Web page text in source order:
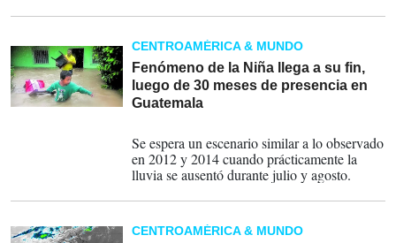
CENTROAMÉRICA & MUNDO
Fenómeno de la Niña llega a su fin,
luego de 30 meses de presencia en
Guatemala
Se espera un escenario similar a lo observado
en 2012 y 2014 cuando prácticamente la
lluvia se ausentó durante julio y agosto.
CENTROAMÉRICA & MUNDO